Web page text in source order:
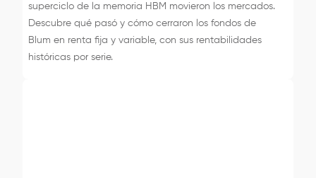
superciclo de la memoria HBM movieron los mercados.
Descubre qué pasó y cómo cerraron los fondos de
Blum en renta fija y variable, con sus rentabilidades
históricas por serie.